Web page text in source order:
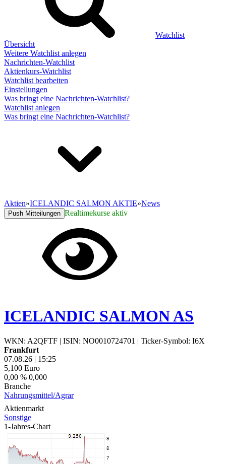
Watchlist
Übersicht
Weitere Watchlist anlegen
Nachrichten-Watchlist
Aktienkurs-Watchlist
Watchlist bearbeiten
Einstellungen
Was bringt eine Nachrichten-Watchlist?
Watchlist anlegen
Was bringt eine Nachrichten-Watchlist?
Aktien»ICELANDIC SALMON AKTIE»News
Push Mitteilungen Realtimekurse aktiv
ICELANDIC SALMON AS
WKN: A2QFTF | ISIN: NO0010724701 | Ticker-Symbol: I6X
Frankfurt
07.08.26 | 15:25
5,100 Euro
0,00 % 0,000
Branche
Nahrungsmittel/Agrar
Aktienmarkt
Sonstige
1-Jahres-Chart